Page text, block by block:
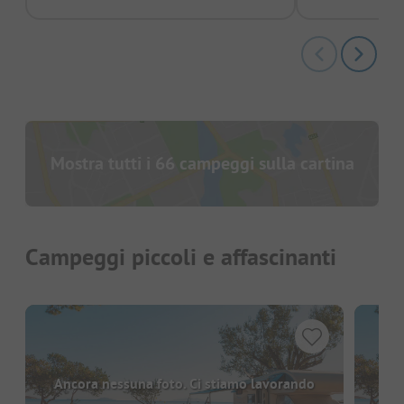
Mostra tutti i 66 campeggi sulla cartina
Campeggi piccoli e affascinanti
Ancora nessuna foto. Ci stiamo lavorando